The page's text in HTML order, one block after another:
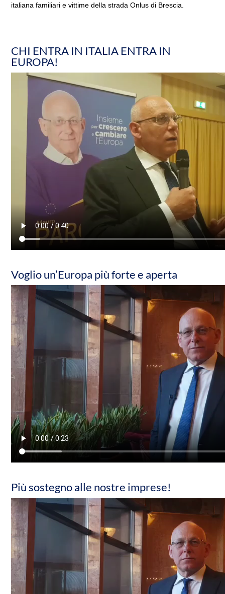
italiana familiari e vittime della strada Onlus di Brescia.
CHI ENTRA IN ITALIA ENTRA IN
EUROPA!
Voglio un’Europa più forte e aperta
Più sostegno alle nostre imprese!